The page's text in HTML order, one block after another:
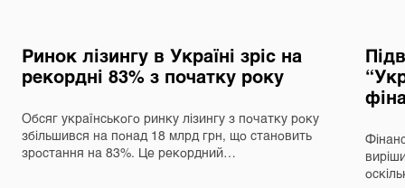
Ринок лізингу в Україні зріс на
рекордні 83% з початку року
Обсяг українського ринку лізингу з початку року
збільшився на понад 18 млрд грн, що становить
зростання на 83%. Це рекордний…